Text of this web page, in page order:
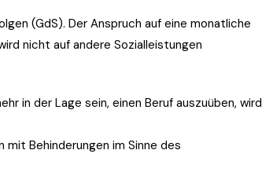
(GdS). Der Anspruch auf eine monatliche
nicht auf andere Sozialleistungen
in der Lage sein, einen Beruf auszuüben, wird
Behinderungen im Sinne des